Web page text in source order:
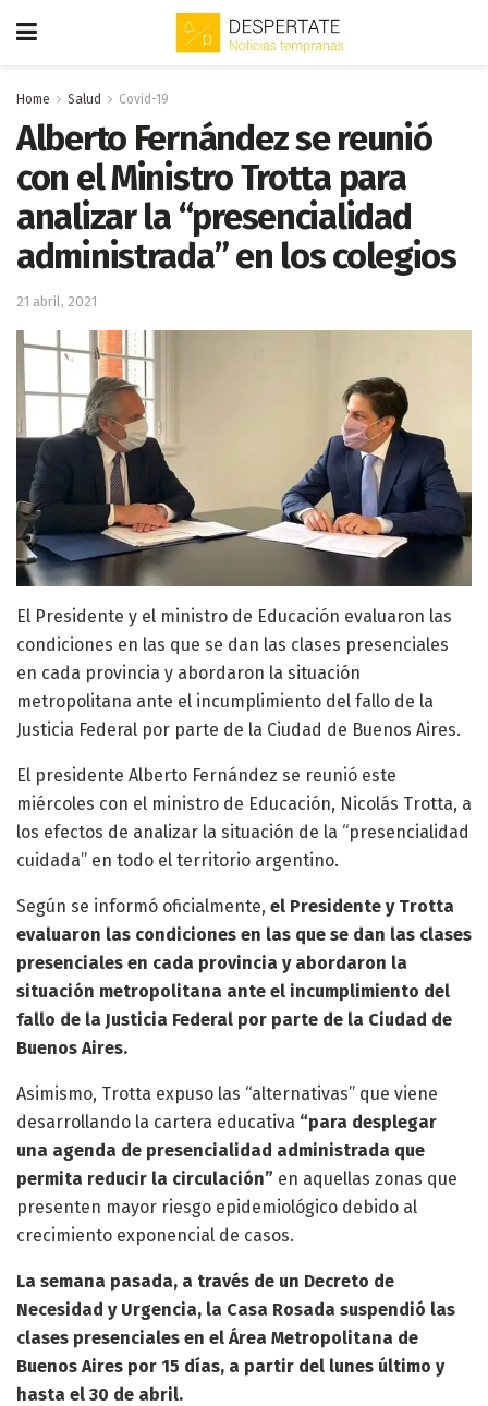
Home Salud Covid-19
Alberto Fernández se reunió
con el Ministro Trotta para
analizar la “presencialidad
administrada” en los colegios
21 abril, 2021
El Presidente y el ministro de Educación evaluaron las
condiciones en las que se dan las clases presenciales
en cada provincia y abordaron la situación
metropolitana ante el incumplimiento del fallo de la
Justicia Federal por parte de la Ciudad de Buenos Aires.
El presidente Alberto Fernández se reunió este
miércoles con el ministro de Educación, Nicolás Trotta, a
los efectos de analizar la situación de la “presencialidad
cuidada” en todo el territorio argentino.
Según se informó oficialmente, el Presidente y Trotta
evaluaron las condiciones en las que se dan las clases
presenciales en cada provincia y abordaron la
situación metropolitana ante el incumplimiento del
fallo de la Justicia Federal por parte de la Ciudad de
Buenos Aires.
Asimismo, Trotta expuso las “alternativas” que viene
desarrollando la cartera educativa “para desplegar
una agenda de presencialidad administrada que
permita reducir la circulación” en aquellas zonas que
presenten mayor riesgo epidemiológico debido al
crecimiento exponencial de casos.
La semana pasada, a través de un Decreto de
Necesidad y Urgencia, la Casa Rosada suspendió las
clases presenciales en el Área Metropolitana de
Buenos Aires por 15 días, a partir del lunes último y
hasta el 30 de abril.